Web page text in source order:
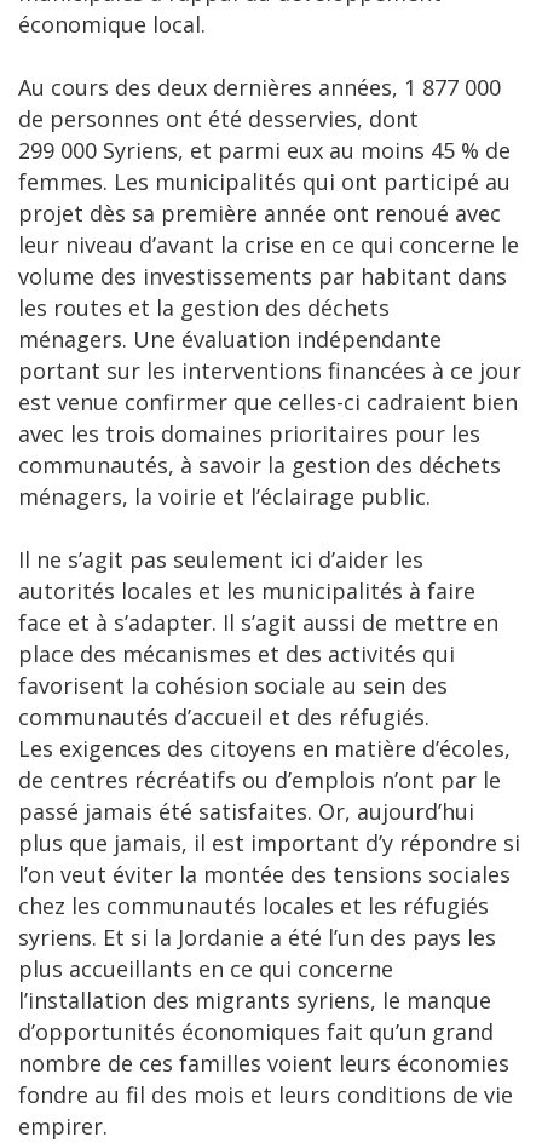
économique local.
Au cours des deux dernières années, 1 877 000
de personnes ont été desservies, dont
299 000 Syriens, et parmi eux au moins 45 % de
femmes. Les municipalités qui ont participé au
projet dès sa première année ont renoué avec
leur niveau d’avant la crise en ce qui concerne le
volume des investissements par habitant dans
les routes et la gestion des déchets
ménagers. Une évaluation indépendante
portant sur les interventions financées à ce jour
est venue confirmer que celles-ci cadraient bien
avec les trois domaines prioritaires pour les
communautés, à savoir la gestion des déchets
ménagers, la voirie et l’éclairage public.
Il ne s’agit pas seulement ici d’aider les
autorités locales et les municipalités à faire
face et à s’adapter. Il s’agit aussi de mettre en
place des mécanismes et des activités qui
favorisent la cohésion sociale au sein des
communautés d’accueil et des réfugiés.
Les exigences des citoyens en matière d’écoles,
de centres récréatifs ou d’emplois n’ont par le
passé jamais été satisfaites. Or, aujourd’hui
plus que jamais, il est important d’y répondre si
l’on veut éviter la montée des tensions sociales
chez les communautés locales et les réfugiés
syriens. Et si la Jordanie a été l’un des pays les
plus accueillants en ce qui concerne
l’installation des migrants syriens, le manque
d’opportunités économiques fait qu’un grand
nombre de ces familles voient leurs économies
fondre au fil des mois et leurs conditions de vie
empirer.